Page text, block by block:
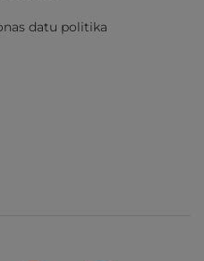
datu politika